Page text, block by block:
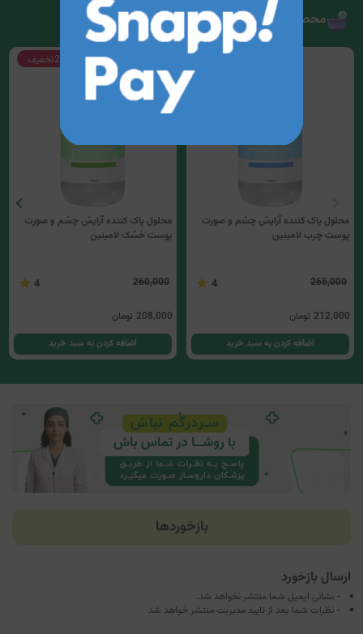
محصولات مرتبط
محلول پاک کننده آرایش چشم و صورت
پوست چرب لامینین
265,000
4
212,000 تومان
اضافه کردن به سبد خرید
20%تخفیف
محلول پاک کننده آرایش چشم و صورت
پوست خشک لامینین
260,000
4
208,000 تومان
اضافه کردن به سبد خرید
بازخوردها
ارسال بازخورد
- نشانی ایمیل شما منتشر نخواهد شد.
- نظرات شما بعد از تایید مدیریت منتشر خواهد شد